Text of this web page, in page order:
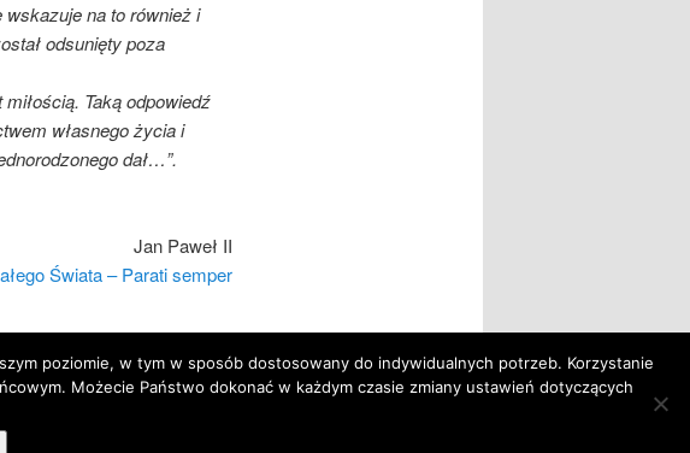
na to również i
odsunięty poza
Taką odpowiedź
własnego życia i
dał…”.
Jan Paweł II
Świata – Parati semper
poziomie, w tym w sposób dostosowany do indywidualnych potrzeb. Korzystanie
Możecie Państwo dokonać w każdym czasie zmiany ustawień dotyczących